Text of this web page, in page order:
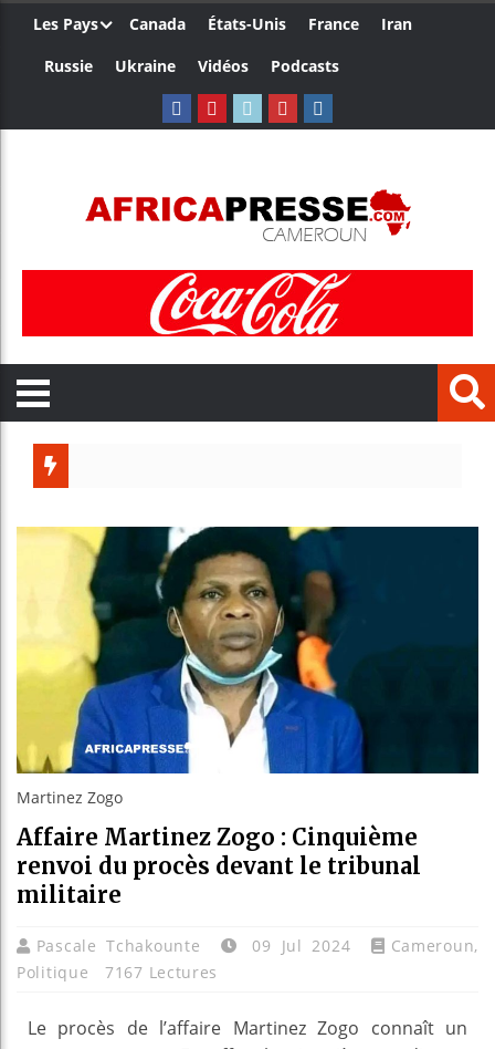
Les Pays Canada États-Unis France
Iran
Russie
Ukraine Vidéos Podcasts
Martinez Zogo
Affaire Martinez Zogo : Cinquième
renvoi du procès devant le tribunal
militaire
Pascale Tchakounte 09 Jul 2024 Cameroun,
Politique
7167 Lectures
Le procès de l’affaire Martinez Zogo connaît un